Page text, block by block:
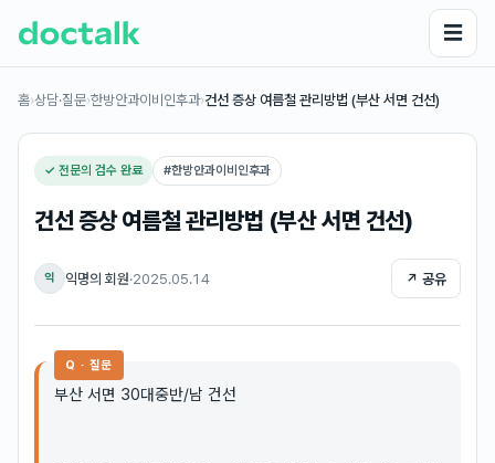
☰
홈›상담·질문›한방안과이비인후과›건선 증상 여름철 관리방법 (부산 서면 건선)
✓ 전문의 검수 완료 #한방안과이비인후과
건선 증상 여름철 관리방법 (부산 서면 건선)
익 익명의 회원·2025.05.14 ↗ 공유
Q · 질문
부산 서면 30대중반/남 건선